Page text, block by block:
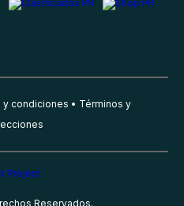
y condiciones
Términos y
Reservados.